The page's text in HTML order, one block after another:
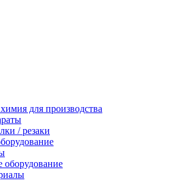
для производства
/ резаки
оборудование